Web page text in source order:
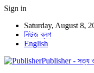
Sign in
Saturday, August 8,
নিউজ ব্লগ
English
Publisher - সত্য ও